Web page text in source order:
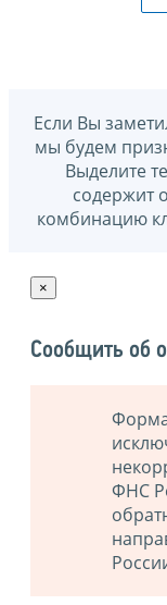
Если Вы
мы будем
Выделите
содержит
комбинацию
×
Сообщить об
ФНС